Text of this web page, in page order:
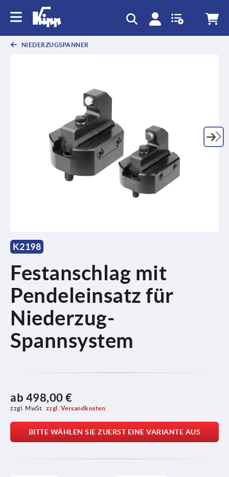
NIEDERZUGSPANNER
K2198
Festanschlag mit
Pendeleinsatz für
Niederzug-
Spannsystem
ab 498,00 €
zzgl. MwSt. zzgl. Versandkosten
BITTE WÄHLEN SIE ZUERST EINE VARIANTE AUS